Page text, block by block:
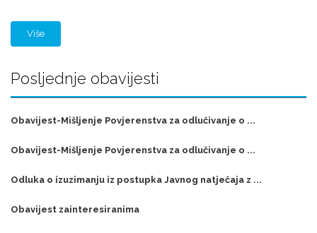
Više
Posljednje obavijesti
Obavijest-Mišljenje Povjerenstva za odlučivanje o ...
Obavijest-Mišljenje Povjerenstva za odlučivanje o ...
Odluka o izuzimanju iz postupka Javnog natječaja z ...
Obavijest zainteresiranima